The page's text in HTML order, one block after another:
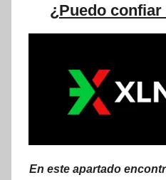
Estafado.com¿Puedo confiar
En este apartado